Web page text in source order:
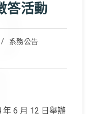
答活動
/
系務公告
年 6 月 12 日舉辦